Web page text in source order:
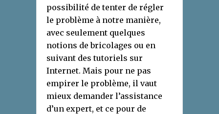
possibilité de tenter de régler
le problème à notre manière,
avec seulement quelques
notions de bricolages ou en
suivant des tutoriels sur
Internet. Mais pour ne pas
empirer le problème, il vaut
mieux demander l’assistance
d’un expert, et ce pour de